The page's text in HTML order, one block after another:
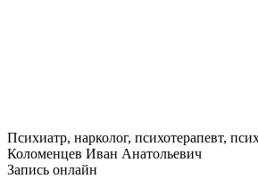
Психиатр, нарколог, психотерапевт,
Коломенцев Иван Анатольевич
Запись онлайн